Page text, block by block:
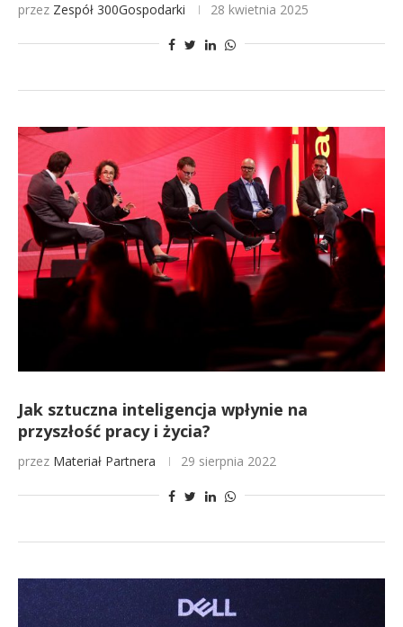
przez Zespół 300Gospodarki 28 kwietnia 2025
Jak sztuczna inteligencja wpłynie na
przyszłość pracy i życia?
przez Materiał Partnera 29 sierpnia 2022